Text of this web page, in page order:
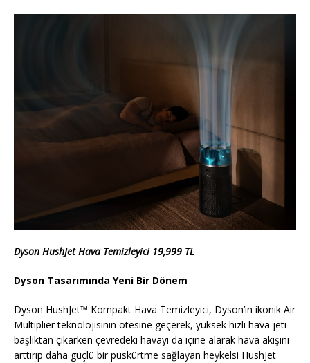
Dyson HushJet Hava Temizleyici 19,999 TL
Dyson Tasarımında Yeni Bir Dönem
Dyson HushJet™ Kompakt Hava Temizleyici, Dyson’ın ikonik Air
Multiplier teknolojisinin ötesine geçerek, yüksek hızlı hava jeti
başlıktan çıkarken çevredeki havayı da içine alarak hava akışını
arttırıp daha güçlü bir püskürtme sağlayan heykelsi HushJet